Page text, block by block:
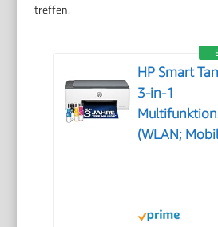
treffen.
HP Smart
3-in-1
(WLAN;
Jahre
großer